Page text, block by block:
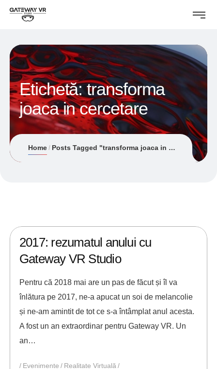
Etichetă:transforma
joaca in cercetare
Home Posts Tagged "transforma joaca in cercetare"
2017: rezumatul anului cu
Gateway VR Studio
Pentru că 2018 mai are un pas de făcut și îl va
înlătura pe 2017, ne-a apucat un soi de melancolie
și ne-am amintit de tot ce s-a întâmplat anul acesta.
A fost un an extraordinar pentru Gateway VR. Un
an…
Evenimente Realitate Virtuală